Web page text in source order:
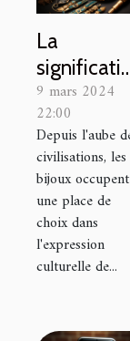
La
culturelle
des bijoux à
travers les
âges
9 mars 2024
22:00
Depuis l'aube
civilisations, les
bijoux occupent
une place de
choix dans
l'expression
culturelle de...